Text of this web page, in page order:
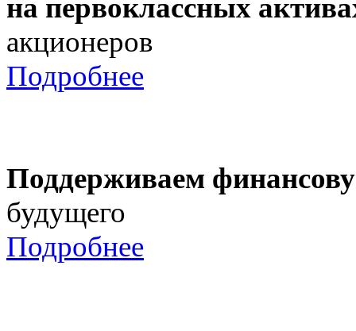
на первоклассных
акционеров
Подробнее
Поддерживаем
будущего
Подробнее